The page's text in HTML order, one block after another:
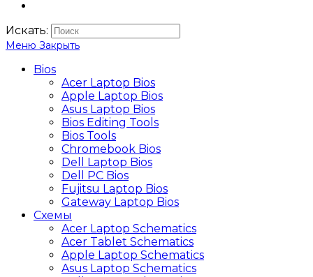
Искать:
Меню Закрыть
Bios
Acer Laptop Bios
Apple Laptop Bios
Asus Laptop Bios
Bios Editing Tools
Bios Tools
Chromebook Bios
Dell Laptop Bios
Dell PC Bios
Fujitsu Laptop Bios
Gateway Laptop Bios
Схемы
Acer Laptop Schematics
Acer Tablet Schematics
Apple Laptop Schematics
Asus Laptop Schematics